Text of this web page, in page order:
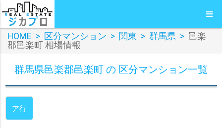
HOME > 区分マンション > 関東 > 群馬県 > 邑楽
郡邑楽町 相場情報
群馬県邑楽郡邑楽町 の 区分マンション一覧
ア行